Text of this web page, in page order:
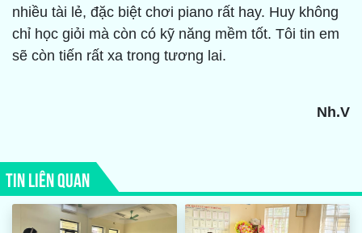
nhiều tài lẻ, đặc biệt chơi piano rất hay. Huy không
chỉ học giỏi mà còn có kỹ năng mềm tốt. Tôi tin em
sẽ còn tiến rất xa trong tương lai.
Nh.V
TIN LIÊN QUAN